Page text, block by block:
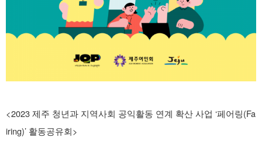
<2023 제주 청년과 지역사회 공익활동 연계 확산 사업 ‘페어링(Fa
iring)’ 활동공유회>